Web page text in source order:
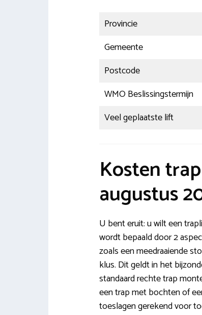
Provincie
Gemeente
Postcode
WMO Beslissingstermijn
Veel geplaatste lift
Kosten
augustus
U bent eruit: u wilt een
wordt bepaald door 2
zoals een meedraaiende
klus. Dit geldt in het
standaard rechte trap
een trap met bochten of
toeslagen gerekend voor